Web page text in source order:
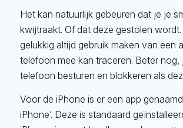
Het kan natuurlijk gebeuren dat je je
kwijtraakt. Of dat deze gestolen
gelukkig altijd gebruik maken van een
telefoon mee kan traceren. Beter nog,
telefoon besturen en blokkeren als
Voor de iPhone is er een app
iPhone’. Deze is standaard